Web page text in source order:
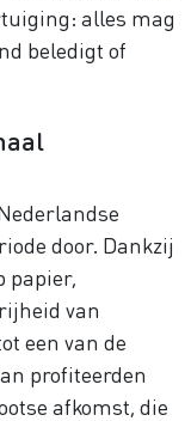
alles mag
beledigt of
door. Dankzij
papier,
van
een van de
profiteerden
afkomst, die